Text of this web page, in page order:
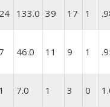
24 133.0 39 17 1
7 46.0 11 9 1
1 7.0 1 3 0